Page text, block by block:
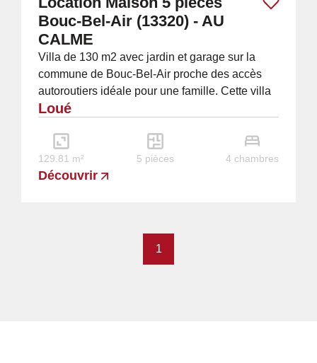
Bouc-Bel-Air (13320) - AU
CALME
Villa de 130 m2 avec jardin et garage sur la
commune de Bouc-Bel-Air proche des accès
autoroutiers idéale pour une famille. Cette villa
comprend une entrée avec placards - une...
Loué
129.81 m² 5 pièces 4 chambres
Découvrir
1